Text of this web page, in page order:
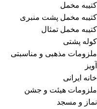
کتیبه مخمل
کتیبه مخمل پشت منبری
کتیبه مخمل تمثال
کوله پشتی
ملزومات مذهبی و مناسبتی
آویز
خانه ایرانی
ملزومات هیئت و جشن
نماز و مسجد